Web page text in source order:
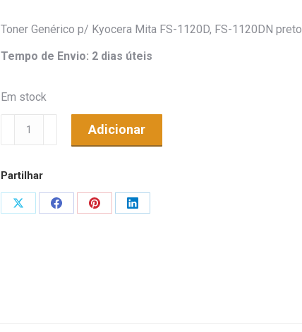
Toner Genérico p/ Kyocera Mita FS-1120D, FS-1120DN preto
Tempo de Envio: 2 dias úteis
Em stock
Quantidade
Genérico
Adicionar
Partilhar
Share
Share
Share
Share